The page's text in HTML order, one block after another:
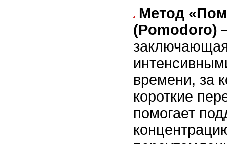
Метод
(Pomodoro)
времени, за
короткие
помогает